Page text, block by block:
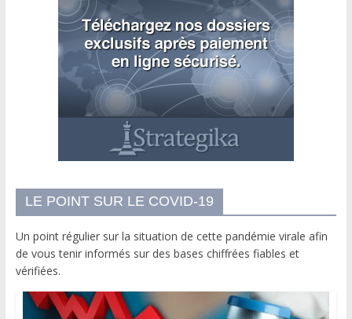
LE POINT SUR LE COVID-19
Un point régulier sur la situation de cette pandémie virale afin
de vous tenir informés sur des bases chiffrées fiables et
vérifiées.